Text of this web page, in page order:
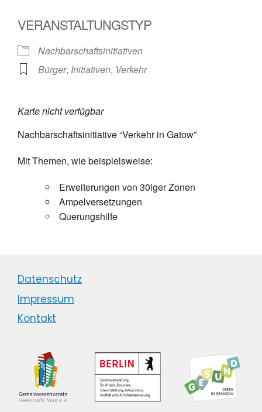
VERANSTALTUNGSTYP
Nachbarschaftsinitiativen
Bürger, Initiativen, Verkehr
Karte nicht verfügbar
Nachbarschaftsinitiative “Verkehr in Gatow”
Mit Themen, wie beispielsweise:
Erweiterungen von 30iger Zonen
Ampelversetzungen
Querungshilfe
Datenschutz
Impressum
Kontakt